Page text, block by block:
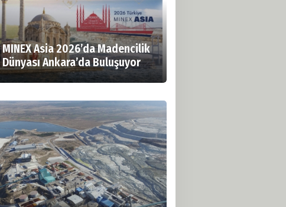
MINEX Asia 2026’da Madencilik
Dünyası Ankara’da Buluşuyor